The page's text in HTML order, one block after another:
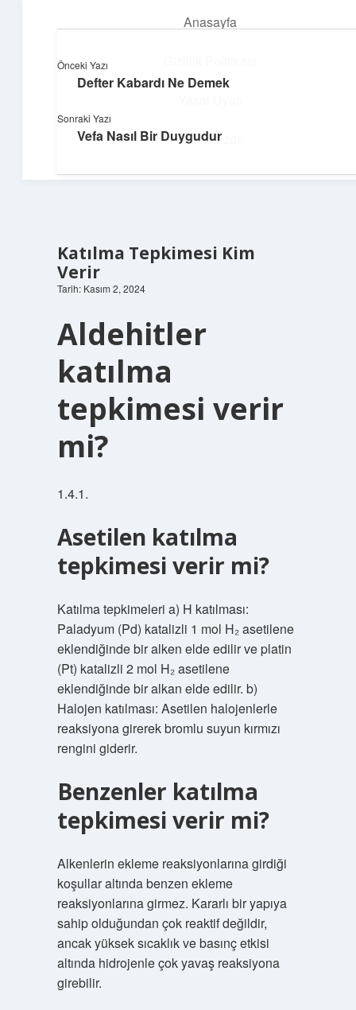
Anasayfa
Hakkımızda
Katılma Tepkimesi Kim
Verir
Tarih: Kasım 2, 2024
Aldehitler
katılma
tepkimesi verir
mi?
1.4.1.
Asetilen katılma
tepkimesi verir mi?
Katılma tepkimeleri a) H katılması:
Paladyum (Pd) katalizli 1 mol H₂ asetilene
eklendiğinde bir alken elde edilir ve platin
(Pt) katalizli 2 mol H₂ asetilene
eklendiğinde bir alkan elde edilir. b)
Halojen katılması: Asetilen halojenlerle
reaksiyona girerek bromlu suyun kırmızı
rengini giderir.
Benzenler katılma
tepkimesi verir mi?
Alkenlerin ekleme reaksiyonlarına girdiği
koşullar altında benzen ekleme
reaksiyonlarına girmez. Kararlı bir yapıya
sahip olduğundan çok reaktif değildir,
ancak yüksek sıcaklık ve basınç etkisi
altında hidrojenle çok yavaş reaksiyona
girebilir.
Önceki Yazı
Defter Kabardı Ne Demek
Sonraki Yazı
Vefa Nasıl Bir Duygudur